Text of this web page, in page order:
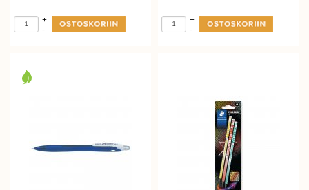
-
+
-
+